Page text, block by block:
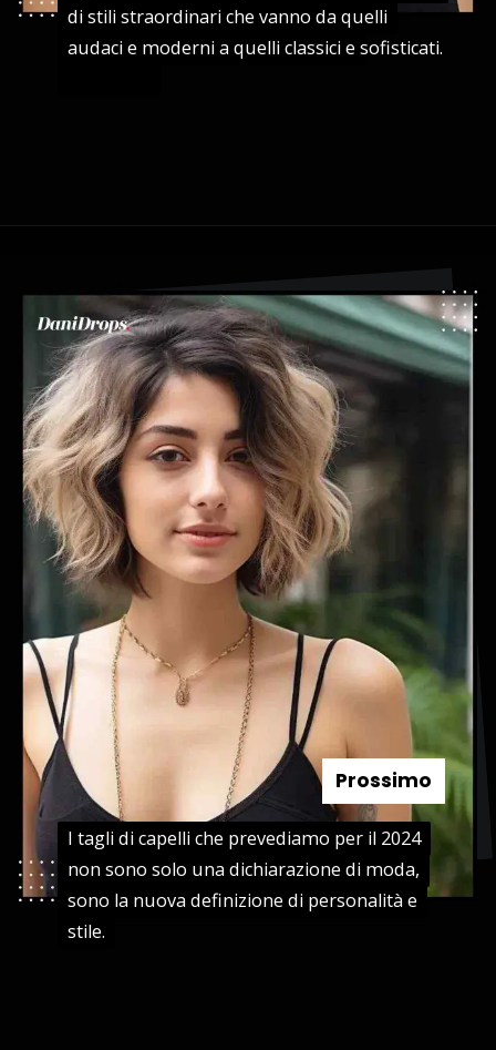
di stili straordinari che vanno da quelli
audaci e moderni a quelli classici e
di stili straordinari che vanno da quelli
audaci e moderni a quelli classici e sofisticati.
I tagli di capelli che prevediamo per il 2024
non sono solo una dichiarazione di moda,
sono la nuova definizione di personalità e
stile.
I tagli di capelli che prevediamo per il 2024
non sono solo una dichiarazione di moda,
sono la nuova definizione di personalità e
stile.
Prossimo